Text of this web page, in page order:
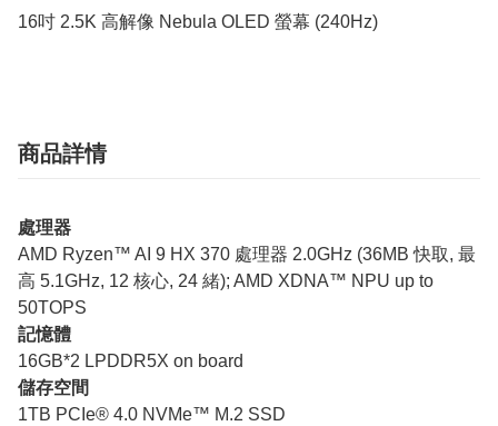
商品詳情
處理器
AMD Ryzen™ AI 9 HX 370 處理器 2.0GHz (36MB 快取, 最
高 5.1GHz, 12 核心, 24 緒); AMD XDNA™ NPU up to
50TOPS
記憶體
16GB*2 LPDDR5X on board
儲存空間
1TB PCIe® 4.0 NVMe™ M.2 SSD